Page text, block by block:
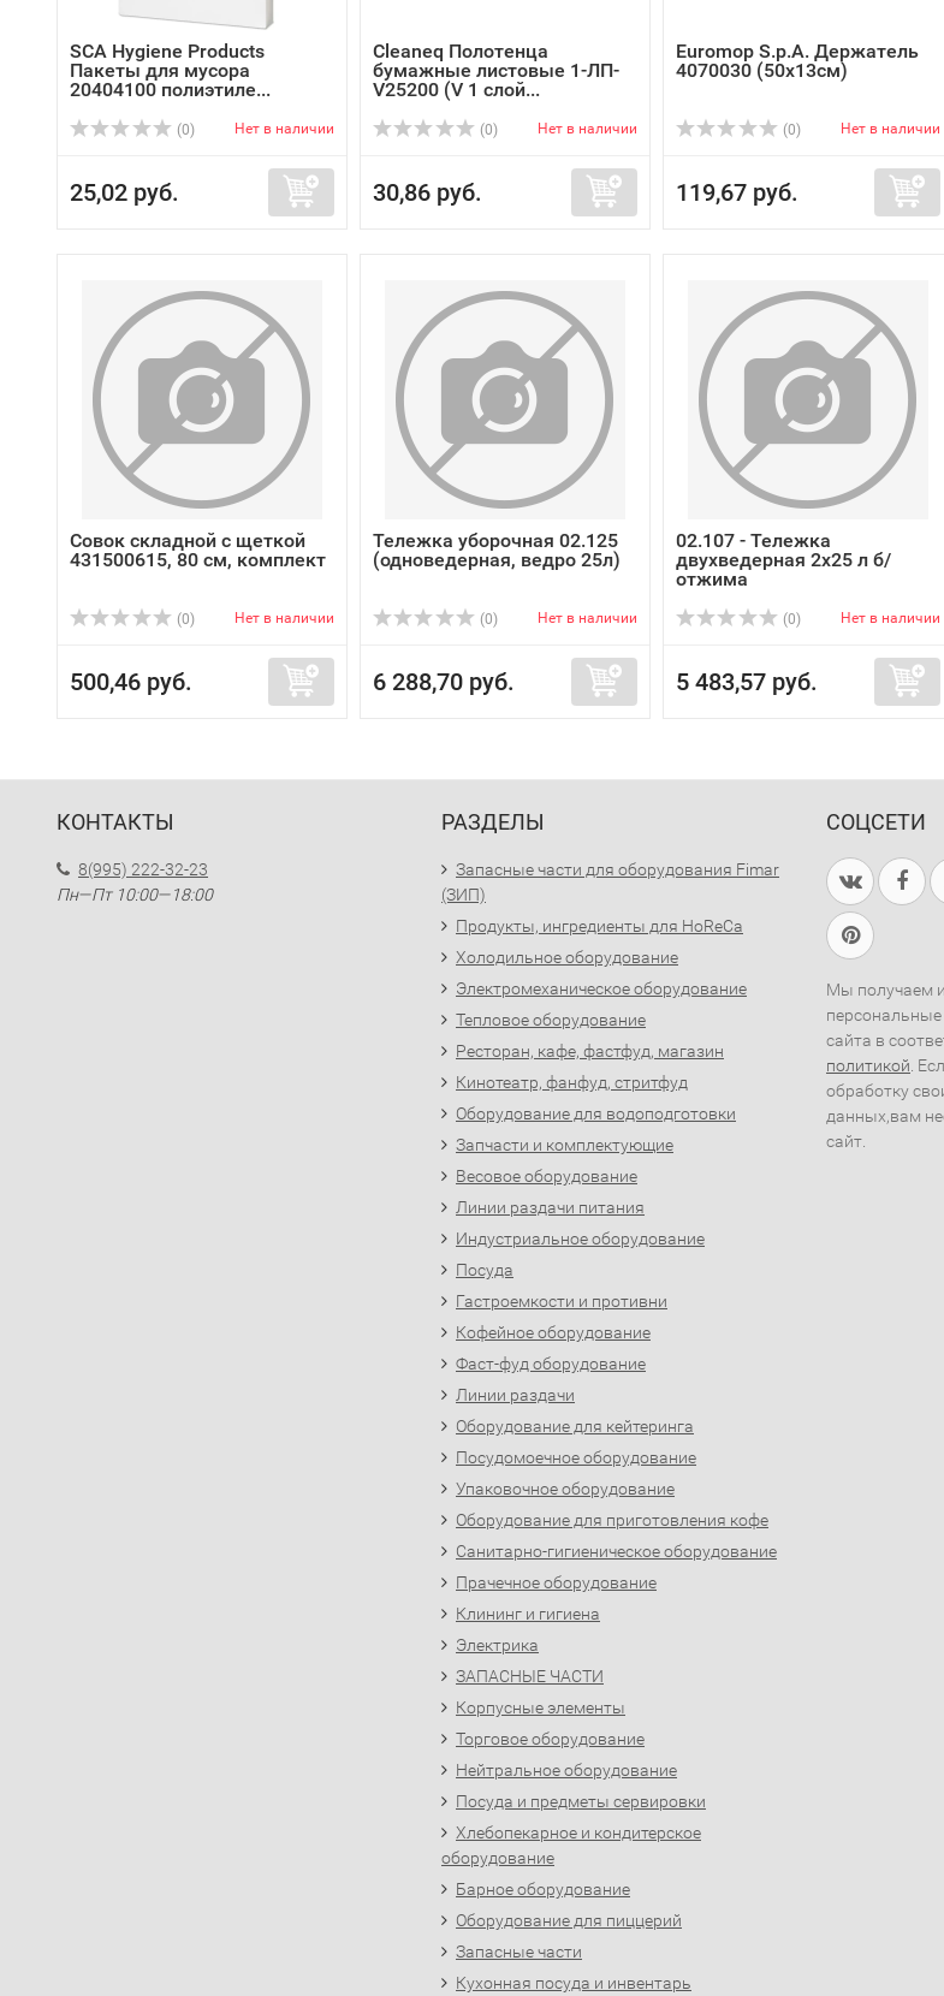
SCA Hygiene Products
Пакеты для мусора
20404100 полиэтиле...
(0) Нет в наличии
25,02 руб.
Cleaneq Полотенца
бумажные листовые 1-ЛП-
V25200 (V 1 слой...
(0) Нет в наличии
30,86 руб.
Euromop S.p.A. Держатель
4070030 (50х13см)
(0) Нет в наличии
119,67 руб.
Совок складной с щеткой
431500615, 80 см, комплект
(0) Нет в наличии
500,46 руб.
Тележка уборочная 02.125
(одноведерная, ведро 25л)
(0) Нет в наличии
6 288,70 руб.
02.107 - Тележка
двухведерная 2х25 л б/
отжима
(0) Нет в наличии
5 483,57 руб.
КОНТАКТЫ
8(995) 222-32-23
Пн—Пт 10:00—18:00
РАЗДЕЛЫ
Запасные части для оборудования Fimar
(ЗИП)
Продукты, ингредиенты для HoReCa
Холодильное оборудование
Электромеханическое оборудование
Тепловое оборудование
Ресторан, кафе, фастфуд, магазин
Кинотеатр, фанфуд, стритфуд
Оборудование для водоподготовки
Запчасти и комплектующие
Весовое оборудование
Линии раздачи питания
Индустриальное оборудование
Посуда
Гастроемкости и противни
Кофейное оборудование
Фаст-фуд оборудование
Линии раздачи
Оборудование для кейтеринга
Посудомоечное оборудование
Упаковочное оборудование
Оборудование для приготовления кофе
Санитарно-гигиеническое оборудование
Прачечное оборудование
Клининг и гигиена
Электрика
ЗАПАСНЫЕ ЧАСТИ
Корпусные элементы
Торговое оборудование
Нейтральное оборудование
Посуда и предметы сервировки
Хлебопекарное и кондитерское
оборудование
Барное оборудование
Оборудование для пиццерий
Запасные части
Кухонная посуда и инвентарь
СОЦСЕТИ
Мы получаем
сайта в
политикой .
обработку
данных,вам
сайт.